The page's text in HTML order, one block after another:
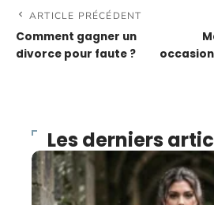
ARTICLE PRÉCÉDENT
Comment gagner un
divorce pour faute ?
Les derniers